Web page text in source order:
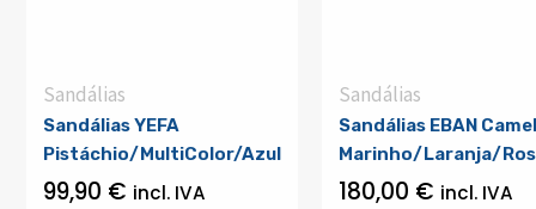
Sandálias
Sandálias YEFA
Pistáchio/MultiColor/Azul
99,90 € incl. IVA
Sandálias
Sandálias EBAN
Marinho/Laranja/
180,00 € incl. IVA